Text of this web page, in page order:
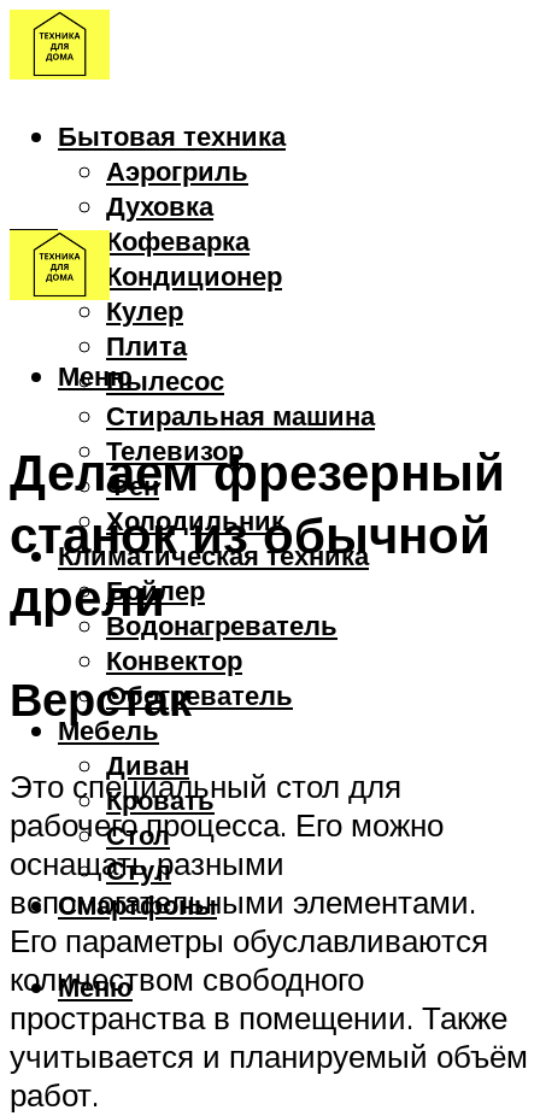
Бытовая техника
Аэрогриль
Духовка
Кофеварка
Кондиционер
Кулер
Плита
Пылесос
Стиральная машина
Телевизор
Фен
Холодильник
Климатическая техника
Бойлер
Водонагреватель
Конвектор
Обогреватель
Мебель
Диван
Кровать
Стол
Стул
Смартфоны
Меню
Меню
Делаем фрезерный
станок из обычной
дрели
Верстак
Это специальный стол для
рабочего процесса. Его можно
оснащать разными
вспомогательными элементами.
Его параметры обуславливаются
количеством свободного
пространства в помещении. Также
учитывается и планируемый объём
работ.